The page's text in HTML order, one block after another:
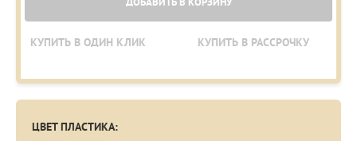
КУПИТЬ В ОДИН КЛИК КУПИТЬ В РАССРОЧКУ
ЦВЕТ ПЛАСТИКА: